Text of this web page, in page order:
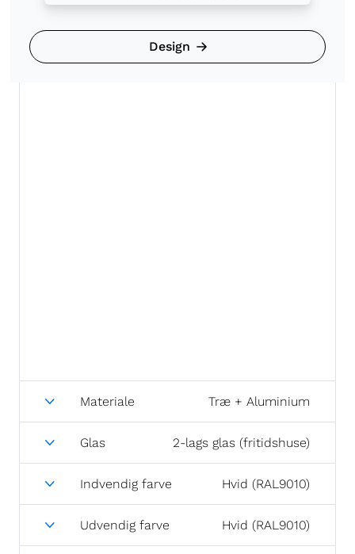
Design
Materiale Træ + Aluminium
Glas 2-lags glas (fritidshuse)
Indvendig farve Hvid (RAL9010)
Udvendig farve Hvid (RAL9010)